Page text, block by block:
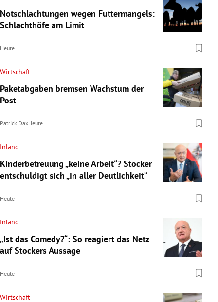
Notschlachtungen wegen Futtermangels:
Schlachthöfe am Limit
Heute
Wirtschaft
Paketabgaben bremsen Wachstum der
Post
Patrick DaxHeute
Inland
Kinderbetreuung „keine Arbeit“? Stocker
entschuldigt sich „in aller Deutlichkeit“
Heute
Inland
„Ist das Comedy?“: So reagiert das Netz
auf Stockers Aussage
Heute
Wirtschaft